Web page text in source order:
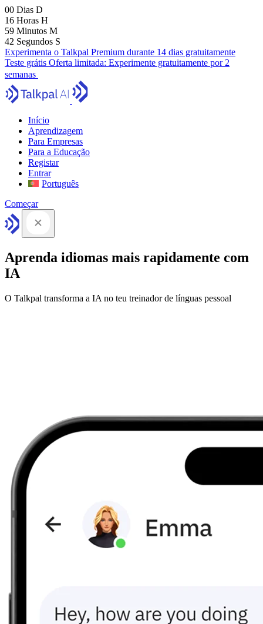
00 Dias D
16 Horas H
59 Minutos M
41 Segundos S
Experimenta o Talkpal Premium durante 14 dias gratuitamente
Teste grátis Oferta limitada: Experimente gratuitamente por 2
semanas
Início
Aprendizagem
Para Empresas
Para a Educação
Registar
Entrar
Português
Começar
Aprenda idiomas mais rapidamente com
IA
O Talkpal transforma a IA no teu treinador de línguas pessoal